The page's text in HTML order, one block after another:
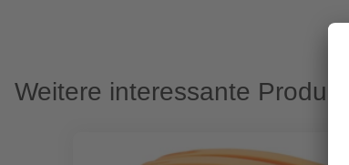
Weitere interessante Produkte